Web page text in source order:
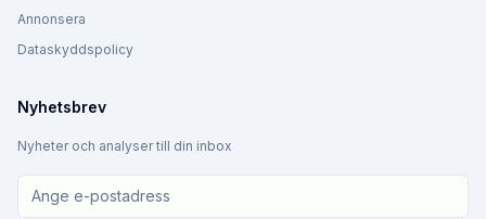
Annonsera
Dataskyddspolicy
Nyhetsbrev
Nyheter och analyser till din inbox